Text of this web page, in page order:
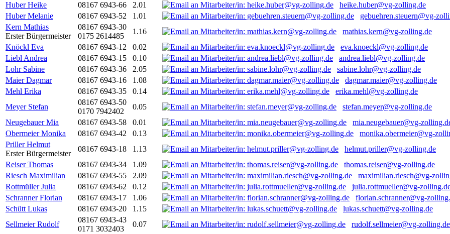
Huber Heike
08167 6943-66 2.01
heike.huber@vg-zolling.de
Huber Melanie
08167 6943-52 1.01
gebuehren.steuern@vg-
Kern Mathias
Erster Bürgermeister
08167 6943-30
0175 2614485
1.16
mathias.kern@vg-zolling.de
Knöckl Eva
08167 6943-12 0.02
eva.knoeckl@vg-zolling.de
Liebl Andrea
08167 6943-15 0.10
andrea.liebl@vg-zolling.de
Lohr Sabine
08167 6943-36 2.05
sabine.lohr@vg-zolling.de
Maier Dagmar
08167 6943-16 1.08
dagmar.maier@vg-zolling.de
Mehl Erika
08167 6943-35 0.14
erika.mehl@vg-zolling.de
Meyer Stefan
08167 6943-50
0170 7942402
0.05
stefan.meyer@vg-zolling.de
Neugebauer Mia
08167 6943-58 0.01
mia.neugebauer@vg-
Obermeier Monika
08167 6943-42 0.13
monika.obermeier@vg-
Priller Helmut
Erster Bürgermeister
08167 6943-18 1.13
helmut.priller@vg-zolling.de
Reiser Thomas
08167 6943-34 1.09
thomas.reiser@vg-zolling.de
Riesch Maximilian
08167 6943-55 2.09
maximilian.riesch@vg-
Rottmüller Julia
08167 6943-62 0.12
julia.rottmueller@vg-
Schranner Florian
08167 6943-17 1.06
florian.schranner@vg-
Schütt Lukas
08167 6943-20 1.15
lukas.schuett@vg-zolling.de
Sellmeier Rudolf
08167 6943-43
0171 3032403
0.07
rudolf.sellmeier@vg-zolling.de